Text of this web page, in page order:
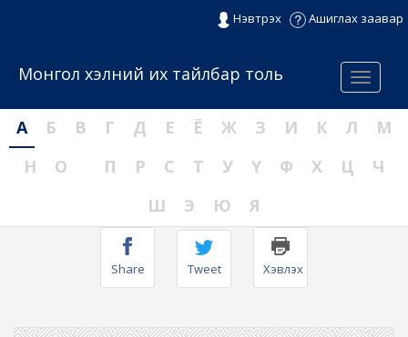
Нэвтрэх Ашиглах заавар
Menu
Монгол хэлний их тайлбар толь
А Б В Г Д Е Ё Ж З И К Л
М
Н
О П Р С Т У Ү Ф Х Ц
Ч
Ш
Э Ю Я
Share Tweet Хэвлэх